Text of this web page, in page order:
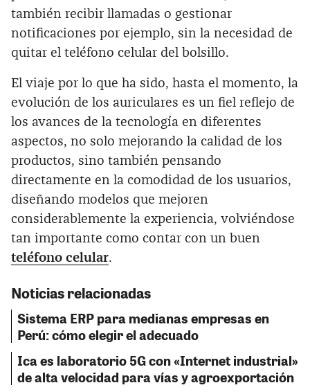
también recibir llamadas o gestionar
notificaciones por ejemplo, sin la necesidad de
quitar el teléfono celular del bolsillo.
El viaje por lo que ha sido, hasta el momento, la
evolución de los auriculares es un fiel reflejo de
los avances de la tecnología en diferentes
aspectos, no solo mejorando la calidad de los
productos, sino también pensando
directamente en la comodidad de los usuarios,
diseñando modelos que mejoren
considerablemente la experiencia, volviéndose
tan importante como contar con un buen
teléfono celular.
Noticias relacionadas
Sistema ERP para medianas empresas en
Perú: cómo elegir el adecuado
Ica es laboratorio 5G con «Internet industrial»
de alta velocidad para vías y agroexportación